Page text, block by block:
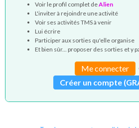
Voir le profil complet deAlien
L'inviter à rejoindre une activité
Voir ses activités TMS à venir
Lui écrire
Participer aux sorties qu'elle organise
Et bien sûr... proposer des sorties et y
Me connecter
Créer un compte